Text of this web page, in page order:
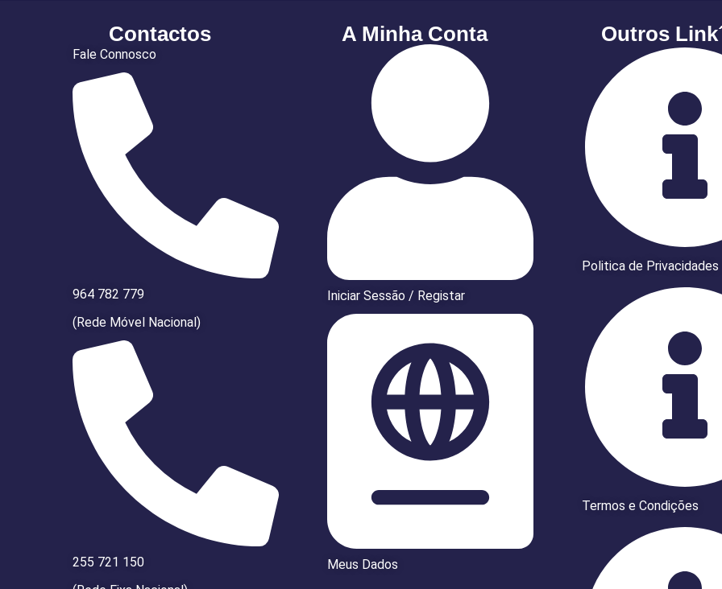
Contactos
Fale Connosco
964 782 779
(Rede Móvel Nacional)
255 721 150
A Minha Conta
Iniciar Sessão / Registar
Meus Dados
Outros
Politica de Privacidades
Termos e Condições